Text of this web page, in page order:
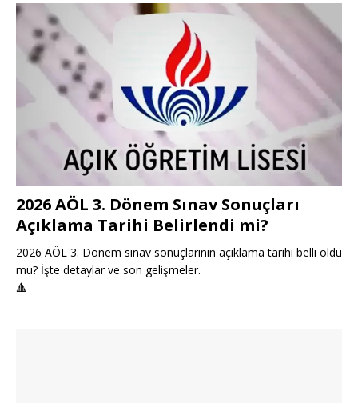
2026 AÖL 3. Dönem Sınav Sonuçları
Açıklama Tarihi Belirlendi mi?
2026 AÖL 3. Dönem sınav sonuçlarının açıklama tarihi belli oldu
mu? İşte detaylar ve son gelişmeler.
🔺